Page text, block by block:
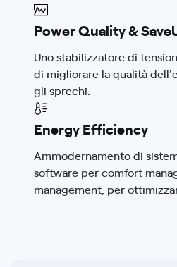
Power Quality &
Uno stabilizzatore di
di migliorare la qualità
gli sprechi.
Energy Efficiency
Ammodernamento di
software per comfort
management, per